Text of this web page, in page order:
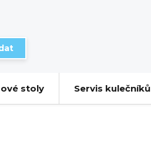
stoly Servis kulečníků